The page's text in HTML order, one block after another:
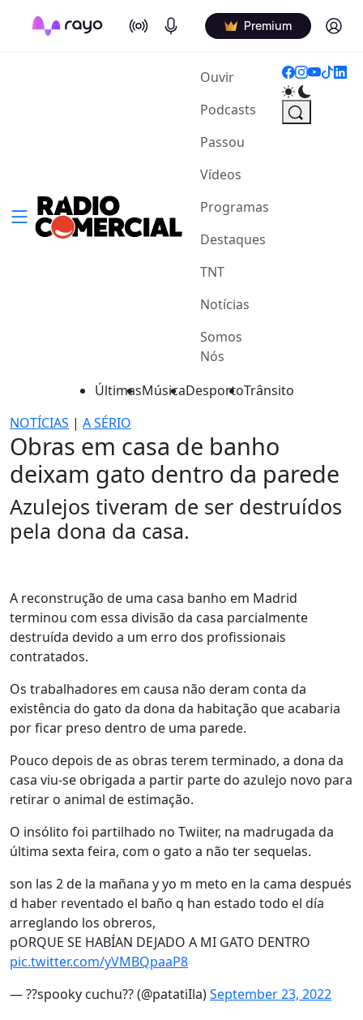
On Air Podcasts Premium Log in
Ouvir(current)
Podcasts
Passou
Vídeos
Programas
Destaques
TNT
Notícias
Somos
Nós
ÚltimasMúsicaDesportoTrânsito
NOTÍCIAS | A SÉRIO
Obras em casa de banho
deixam gato dentro da parede
Azulejos tiveram de ser destruídos
pela dona da casa.
A reconstrução de uma casa banho em Madrid
terminou com essa divisão da casa parcialmente
destruída devido a um erro dos profissionais
contratados.
Os trabalhadores em causa não deram conta da
existência do gato da dona da habitação que acabaria
por ficar preso dentro de uma parede.
Pouco depois de as obras terem terminado, a dona da
casa viu-se obrigada a partir parte do azulejo novo para
retirar o animal de estimação.
O insólito foi partilhado no Twiiter, na madrugada da
última sexta feira, com o gato a não ter sequelas.
son las 2 de la mañana y yo m meto en la cama después
d haber reventado el baño q han estado todo el día
arreglando los obreros,
pORQUE SE HABÍAN DEJADO A MI GATO DENTRO
pic.twitter.com/yVMBQpaaP8
— ??spooky cuchu?? (@patatiIla)September 23, 2022